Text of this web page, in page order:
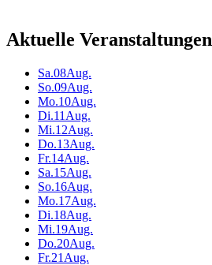
Aktuelle Veranstaltungen
Sa.08Aug.
So.09Aug.
Mo.10Aug.
Di.11 Aug.
Mi.12Aug.
Do.13Aug.
Fr.14Aug.
Sa.15Aug.
So.16Aug.
Mo.17Aug.
Di.18Aug.
Mi.19Aug.
Do.20Aug.
Fr.21 Aug.